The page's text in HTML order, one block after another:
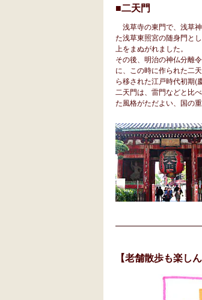
■二天門
浅草寺の東門で、浅草
た浅草東照宮の随身門と
上をまぬがれました。
その後、明治の神仏分離
に、この時に作られた二
ら移された江戸時代初期(
二天門は、雷門などと比
た風格がただよい、国の
【老舗散歩も楽し